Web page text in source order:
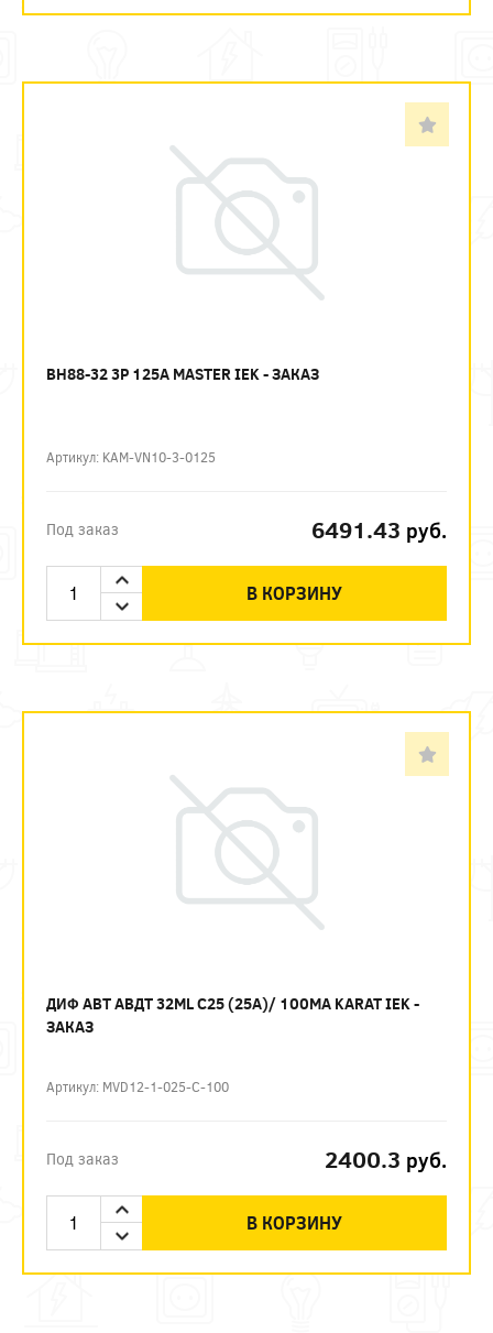
ВН88-32 3P 125А MASTER IEK - ЗАКАЗ
Артикул: KAM-VN10-3-0125
Под заказ 6491.43 руб.
В КОРЗИНУ
ДИФ АВТ АВДТ 32ML C25 (25А)/ 100МА KARAT IEK -
ЗАКАЗ
Артикул: MVD12-1-025-C-100
Под заказ 2400.3 руб.
В КОРЗИНУ